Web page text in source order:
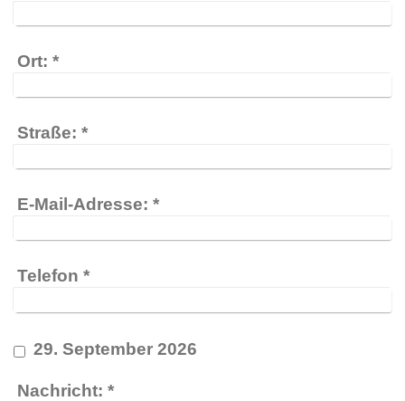
Ort: *
Straße: *
E-Mail-Adresse: *
Telefon *
29. September 2026
Nachricht: *